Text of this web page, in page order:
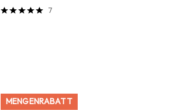
7
MENGENRABATT